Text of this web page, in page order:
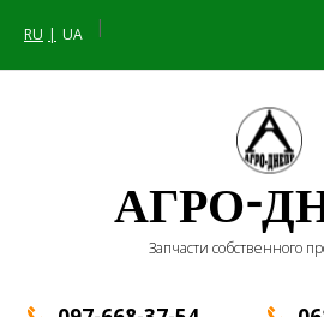
RU UA |
АГРО-
Запчасти собственного